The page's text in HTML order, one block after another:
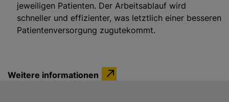
jeweiligen Patienten. Der Arbeitsablauf wird
schneller und effizienter, was letztlich einer besseren
Patientenversorgung zugutekommt.
Weitere informationen